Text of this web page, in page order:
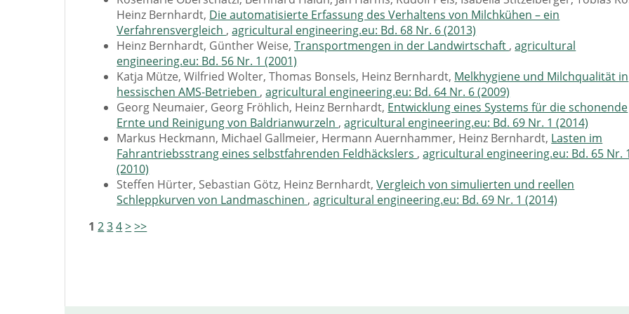
Heinz Bernhardt, Die automatisierte Erfassung des Verhaltens von Milchkühen – ein
Verfahrensvergleich ,agricultural engineering.eu: Bd. 68 Nr. 6 (2013)
Heinz Bernhardt, Günther Weise,Transportmengen in der Landwirtschaft ,agricultural
engineering.eu: Bd. 56 Nr. 1 (2001)
Katja Mütze, Wilfried Wolter, Thomas Bonsels, Heinz Bernhardt, Melkhygiene und Milchqualität in
hessischen AMS-Betrieben ,agricultural engineering.eu: Bd. 64 Nr. 6 (2009)
Georg Neumaier, Georg Fröhlich, Heinz Bernhardt, Entwicklung eines Systems für die schonende
Ernte und Reinigung von Baldrianwurzeln ,agricultural engineering.eu: Bd. 69 Nr. 1 (2014)
Markus Heckmann, Michael Gallmeier, Hermann Auernhammer, Heinz Bernhardt, Lasten im
Fahrantriebsstrang eines selbstfahrenden Feldhäckslers ,agricultural engineering.eu: Bd. 65 Nr.
(2010)
Steffen Hürter, Sebastian Götz, Heinz Bernhardt,Vergleich von simulierten und reellen
Schleppkurven von Landmaschinen ,agricultural engineering.eu: Bd. 69 Nr. 1 (2014)
1 234>>>